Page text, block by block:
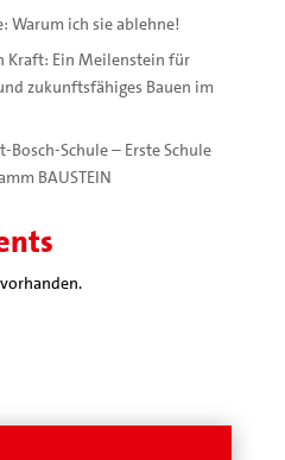
Warum ich sie ablehne!
Kraft: Ein Meilenstein für
zukunftsfähiges Bauen im
Schule – Erste Schule
BAUSTEIN